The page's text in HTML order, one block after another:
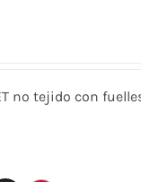
no tejido con